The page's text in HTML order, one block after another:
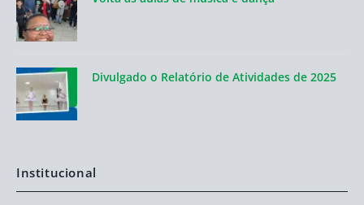
Divulgado o Relatório de Atividades de 2025
Institucional